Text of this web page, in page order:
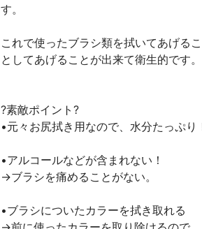
す。
これで使ったブラシ類を拭いてあげる
としてあげることが出来て衛生的です。
?素敵ポイント?
•元々お尻拭き用なので、水分たっぷり
•アルコールなどが含まれない！
→ブラシを痛めることがない。
•ブラシについたカラーを拭き取れる